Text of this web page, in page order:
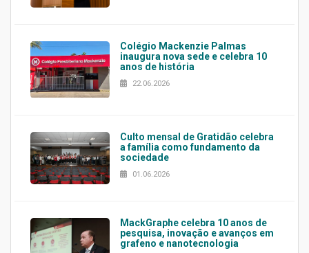
Colégio Mackenzie Palmas
inaugura nova sede e celebra 10
anos de história
22.06.2026
Culto mensal de Gratidão celebra
a família como fundamento da
sociedade
01.06.2026
MackGraphe celebra 10 anos de
pesquisa, inovação e avanços em
grafeno e nanotecnologia